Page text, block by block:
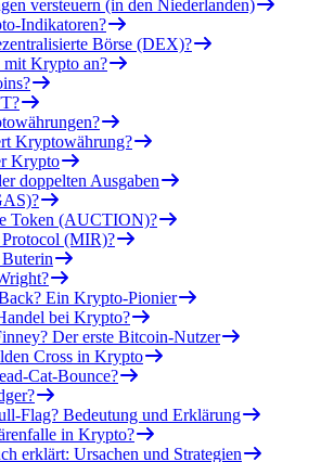
versteuern (in den Niederlanden)
Indikatoren?
Börse (DEX)?
mit Krypto an?
Kryptowährung?
Krypto
doppelten Ausgaben
Token (AUCTION)?
(MIR)?
Ein Krypto-Pionier
bei Krypto?
Der erste Bitcoin-Nutzer
Cross in Krypto
Cat-Bounce?
Flag? Bedeutung und Erklärung
in Krypto?
erklärt: Ursachen und Strategien